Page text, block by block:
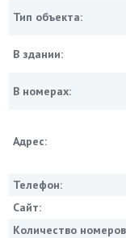
Тип объекта:
В здании:
В номерах:
Адрес:
Телефон:
Сайт:
Количество